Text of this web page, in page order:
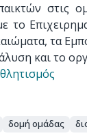
στις
το
τα
και το
δομή ομάδας